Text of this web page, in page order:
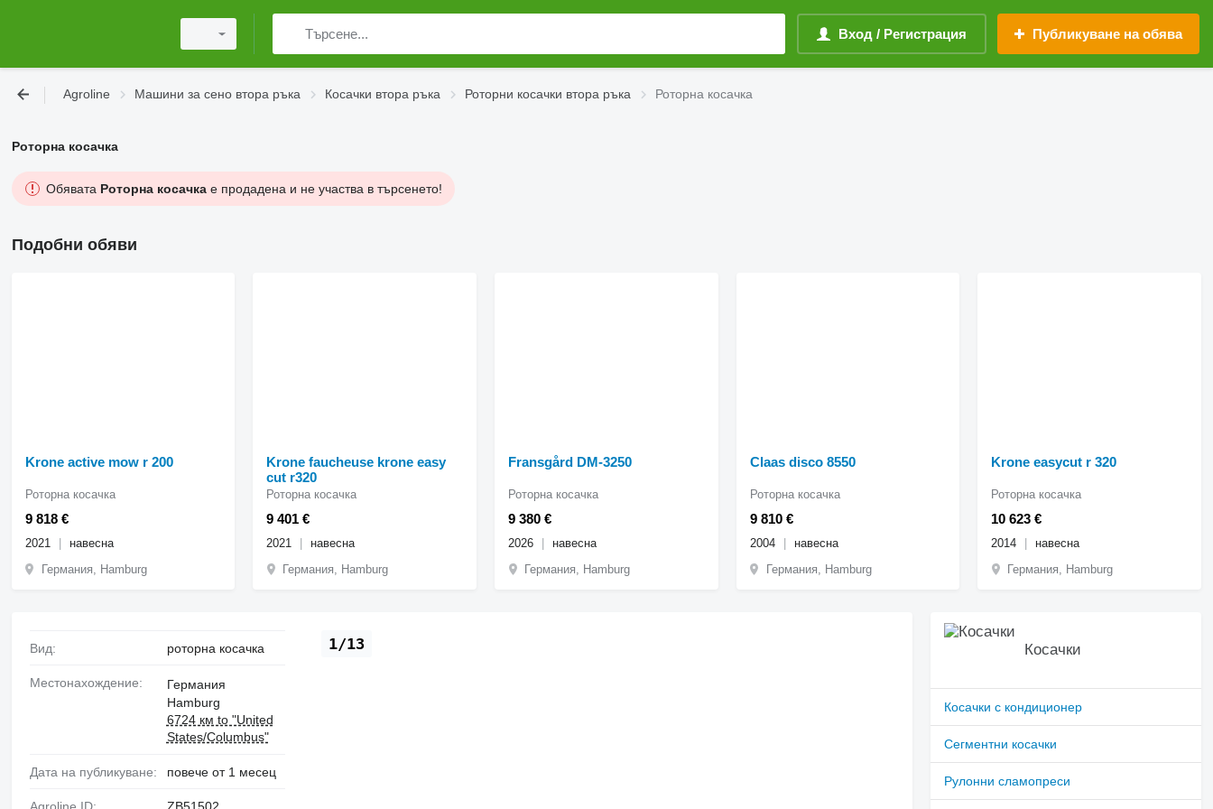
Вход / Регистрация Публикуване на обява
Agroline Машини за сено втора ръка Косачки втора ръка Роторни косачки втора ръка Роторна косачка
Роторна косачка
Обявата Роторна косачкае продадена и не участва в търсенето!
Подобни обяви
Krone active mow r 200
9 818 €
Роторна косачка
2021
навесна
Германия, Hamburg
Krone faucheuse krone easy
cut r320
9 401 €
Роторна косачка
2021
навесна
Германия, Hamburg
Fransgård DM-3250
9 380 €
Роторна косачка
2026
навесна
Германия, Hamburg
Claas disco 8550
9 810 €
Роторна косачка
2004
навесна
Германия, Hamburg
Krone easycut r 320
10 623 €
Роторна косачка
2014
навесна
Германия, Hamburg
1/13
Вид: роторна косачка
Местонахождение:
Германия
Hamburg
6724 км to "United
States/Columbus"
Дата на публикуване: повече от 1 месец
Agroline ID: ZB51502
Косачки
Косачки с кондиционер
Сегментни косачки
Рулонни сламопреси